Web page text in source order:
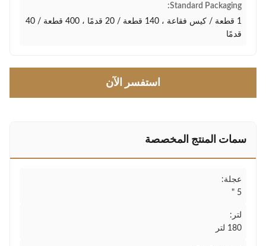
Standard Packaging:
1 قطعة / كيس فقاعة ، 140 قطعة / 20 قدمًا ، 400 قطعة / 40
قدمًا
استفسر الآن
سمات المنتج المخصصة
عجلة:
5 "
لتر:
180 لتر